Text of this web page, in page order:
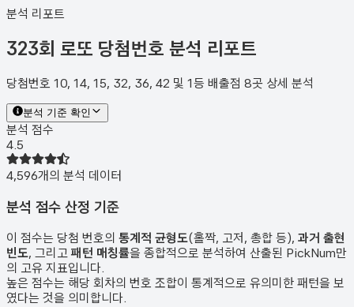
분석 리포트
323회 로또 당첨번호 분석 리포트
당첨번호 10, 14, 15, 32, 36, 42 및 1등 배출점 8곳 상세 분석
분석 기준 확인
분석 점수
4.5
4,596개의 분석 데이터
분석 점수 산정 기준
이 점수는 당첨 번호의 통계적 균형도(홀짝, 고저, 총합 등), 과거 출현
빈도, 그리고 패턴 매칭률을 종합적으로 분석하여 산출된 PickNum만
의 고유 지표입니다.
높은 점수는 해당 회차의 번호 조합이 통계적으로 유의미한 패턴을 보
였다는 것을 의미합니다.